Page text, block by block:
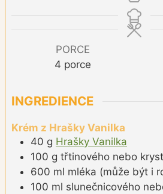
PORCE
4 porce
INGREDIENCE
Krém z Hrašky Vanilka
40 g Hrašky Vanilka
100 g třtinového nebo
600 ml mléka (může být i
100 ml slunečnicového